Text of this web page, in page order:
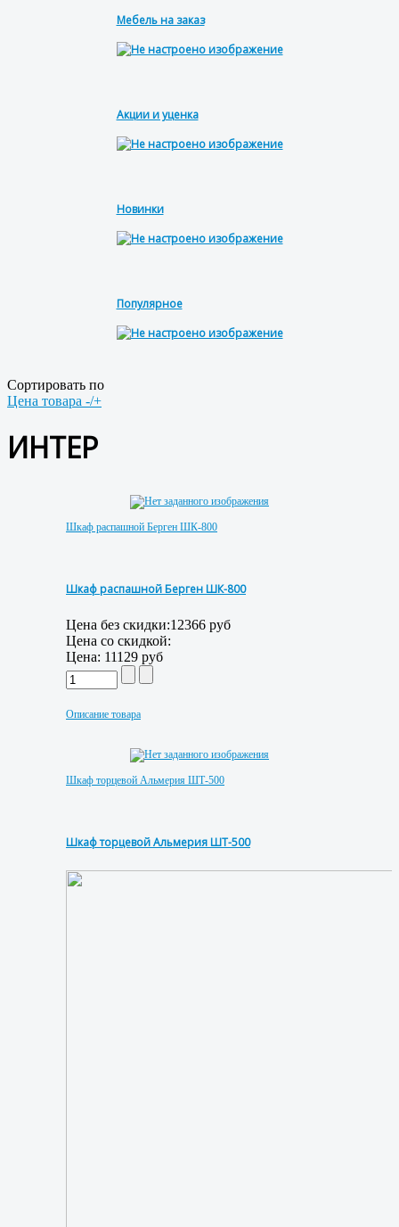
Мебель на заказ
Акции и уценка
Новинки
Популярное
Сортировать по
Цена товара -/+
ИНТЕР
Шкаф распашной Берген ШК-800
Шкаф распашной Берген ШК-800
Цена без скидки:12366 руб
Цена со скидкой:
Цена: 11129 руб
Описание товара
Шкаф торцевой Альмерия ШТ-500
Шкаф торцевой Альмерия ШТ-500